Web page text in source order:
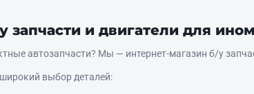
и двигатели для
автозапчасти? Мы — интернет‑магазин б/у
выбор деталей: